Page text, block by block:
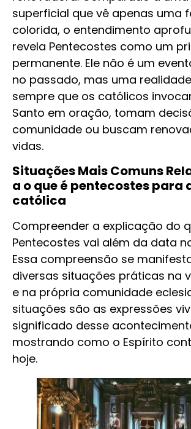
superficial que vê apenas uma
colorida, o entendimento
revela Pentecostes como um
permanente. Ele não é um
no passado, mas uma
sempre que os católicos
Santo em oração, tomam
comunidade ou buscam
vidas.
Situações Mais Comuns
a o que é pentecostes para
católica
Compreender a explicação do
Pentecostes vai além da data
Essa compreensão se
diversas situações práticas na
e na própria comunidade
situações são as expressões
significado desse
mostrando como o Espírito
hoje.